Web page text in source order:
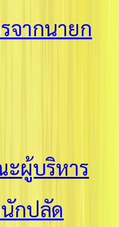
จากนายก
ผู้บริหาร
กปลัด